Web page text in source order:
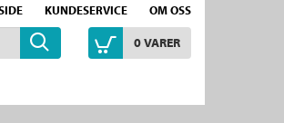
KUNDESERVICE OM OSS
0VARER